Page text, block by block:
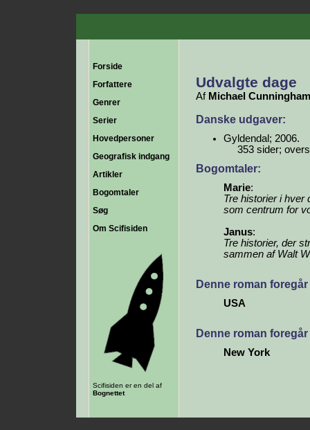
Forside
Forfattere
Genrer
Serier
Hovedpersoner
Geografisk indgang
Artikler
Bogomtaler
Søg
Om Scifisiden
Scifisiden er en del af
Bognettet
Udvalgte dage
Af Michael Cunningham
Danske udgaver:
Gyldendal; 2006.
353 sider;
Bogomtaler:
Marie:
Tre historier i hver
som centrum for
Janus:
Tre historier, der
sammen af Walt
Denne roman
USA
Denne roman
New York